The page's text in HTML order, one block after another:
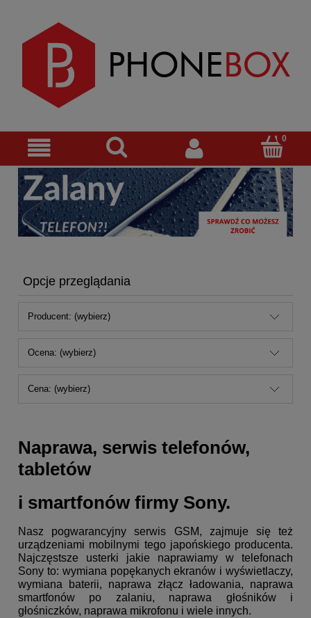
Opcje przeglądania
Producent: (wybierz)
Ocena: (wybierz)
Cena: (wybierz)
Naprawa, serwis telefonów,
tabletów
i smartfonów firmy Sony.
Nasz pogwarancyjny serwis GSM, zajmuje się też
urządzeniami mobilnymi tego japońskiego producenta.
Najczęstsze usterki jakie naprawiamy w telefonach
Sony to: wymiana popękanych ekranów i wyświetlaczy,
wymiana baterii, naprawa złącz ładowania, naprawa
smartfonów po zalaniu, naprawa głośników i
głośniczków, naprawa mikrofonu i wiele innych.